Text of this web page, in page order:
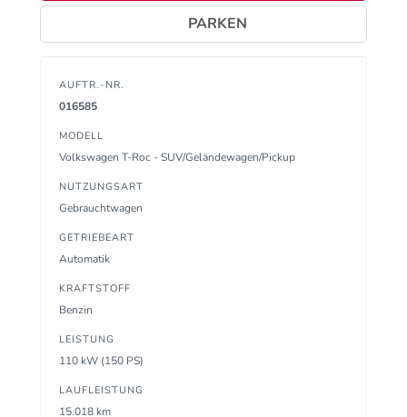
PARKEN
AUFTR.-NR.
016585
MODELL
Volkswagen T-Roc - SUV/Geländewagen/Pickup
NUTZUNGSART
Gebrauchtwagen
GETRIEBEART
Automatik
KRAFTSTOFF
Benzin
LEISTUNG
110 kW (150 PS)
LAUFLEISTUNG
15.018 km